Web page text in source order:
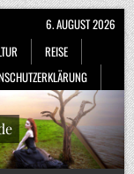
REISE
6. AUGUST 2026